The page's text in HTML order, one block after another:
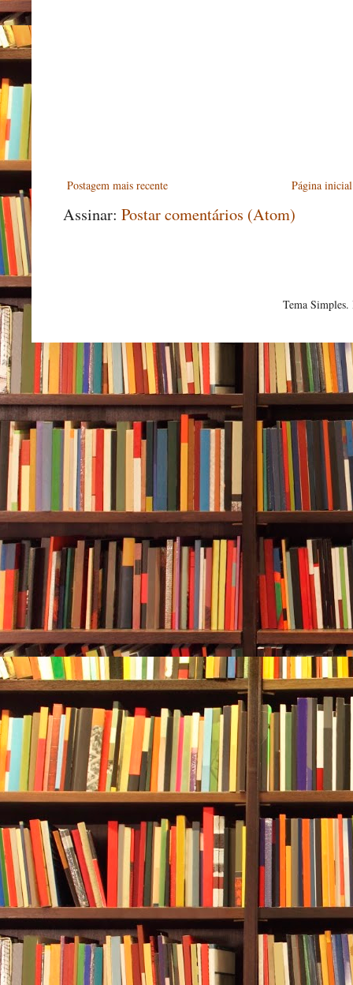
Postagem mais recente Página inicial
Assinar: Postar comentários (Atom)
Tema